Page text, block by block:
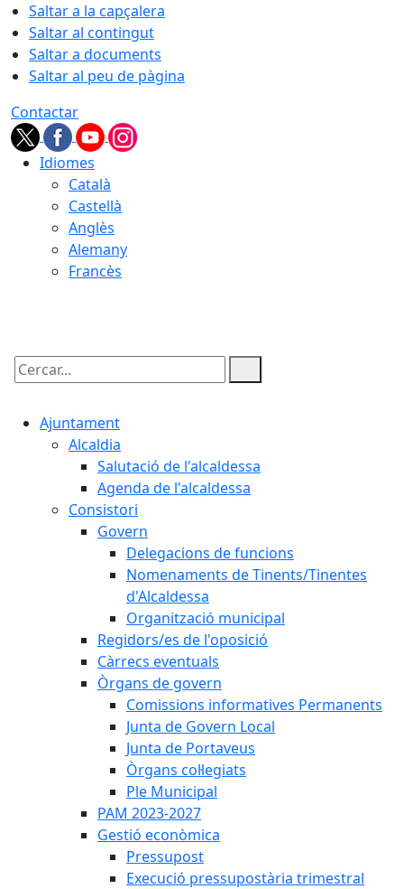
Saltar a la capçalera
Saltar al contingut
Saltar a documents
Saltar al peu de pàgina
Contactar
Idiomes
Català
Castellà
Anglès
Alemany
Francès
Cercar:
Ajuntament
Alcaldia
Salutació de l'alcaldessa
Agenda de l'alcaldessa
Consistori
Govern
Delegacions de funcions
Nomenaments de Tinents/Tinentes
d'Alcaldessa
Organització municipal
Regidors/es de l'oposició
Càrrecs eventuals
Òrgans de govern
Comissions informatives Permanents
Junta de Govern Local
Junta de Portaveus
Òrgans col·legiats
Ple Municipal
PAM 2023-2027
Gestió econòmica
Pressupost
Execució pressupostària trimestral